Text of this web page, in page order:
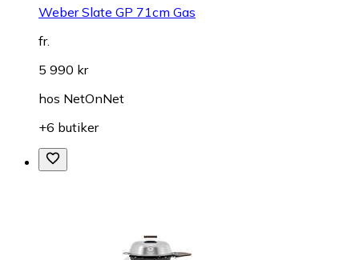
Weber Slate GP 71cm Gas
fr.
5 990 kr
hos NetOnNet
+6 butiker